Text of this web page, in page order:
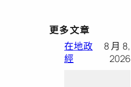
更多文章
在地政
經
8 月 8,
2026